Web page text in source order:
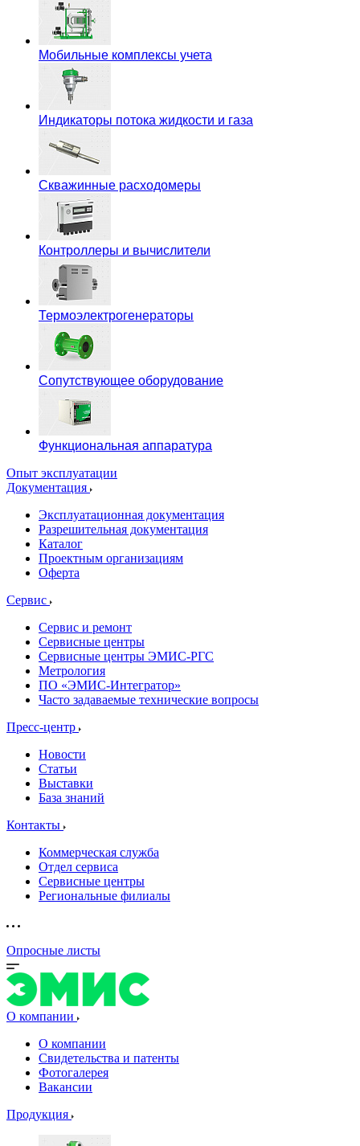
Мобильные комплексы учета
Индикаторы потока жидкости и газа
Скважинные расходомеры
Контроллеры и вычислители
Термоэлектрогенераторы
Сопутствующее оборудование
Функциональная аппаратура
Опыт эксплуатации
Документация
Эксплуатационная документация
Разрешительная документация
Каталог
Проектным организациям
Оферта
Сервис
Сервис и ремонт
Сервисные центры
Сервисные центры ЭМИС-РГС
Метрология
ПО «ЭМИС-Интегратор»
Часто задаваемые технические вопросы
Пресс-центр
Новости
Статьи
Выставки
База знаний
Контакты
Коммерческая служба
Отдел сервиса
Сервисные центры
Региональные филиалы
Опросные листы
О компании
О компании
Свидетельства и патенты
Фотогалерея
Вакансии
Продукция